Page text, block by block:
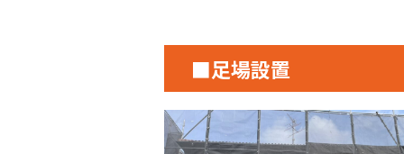
■足場設置